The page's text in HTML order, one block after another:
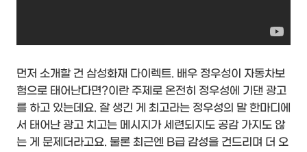
먼저 소개할 건 삼성화재 다이렉트. 배우 정우성이 자동차보
험으로 태어난다면?이란 주제로 온전히 정우성에 기댄 광고
를 하고 있는데요. 잘 생긴 게 최고라는 정우성의 말 한마디에
서 태어난 광고 치고는 메시지가 세련되지도 공감 가지도 않
는 게 문제더라고요. 물론 최근엔 B급 감성을 건드리며 더 오